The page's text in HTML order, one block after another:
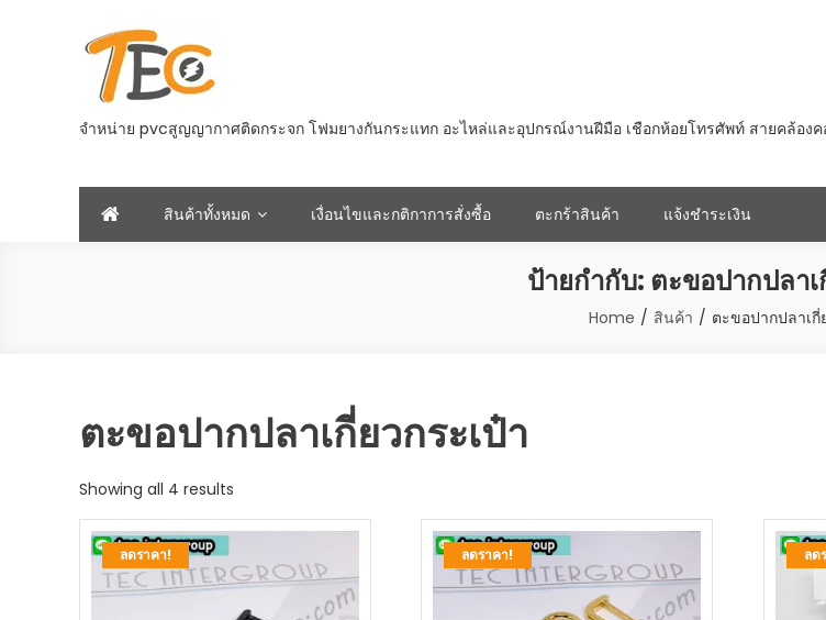
จำหน่าย pvcสูญญากาศติดกระจก โฟมยางกันกระแทก อะไหล่และอุปกรณ์งานฝีมือ เชือกห้อยโทรศัพท์ สายคล้อง
สินค้าทั้งหมด เงื่อนไขและกติกาการสั่งซื้อ ตะกร้าสินค้า แจ้งชำระเงิน
ป้ายกำกับ: ตะขอปากปลาเ
Home สินค้า ตะขอปากปลาเกี่
ตะขอปากปลาเกี่ยวกระเป๋า
Showing all 4 results
by
ลดราคา! ลดราคา! ลด